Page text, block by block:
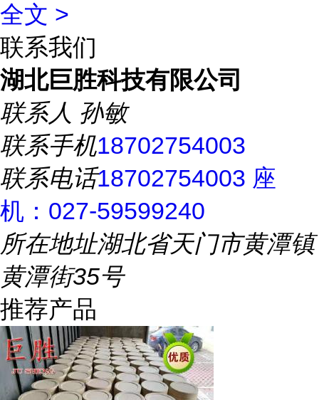
全文 >
联系我们
湖北巨胜科技有限公司
联系人 孙敏
联系手机18702754003
联系电话18702754003 座
机：027-59599240
所在地址湖北省天门市黄潭镇
黄潭街35号
推荐产品